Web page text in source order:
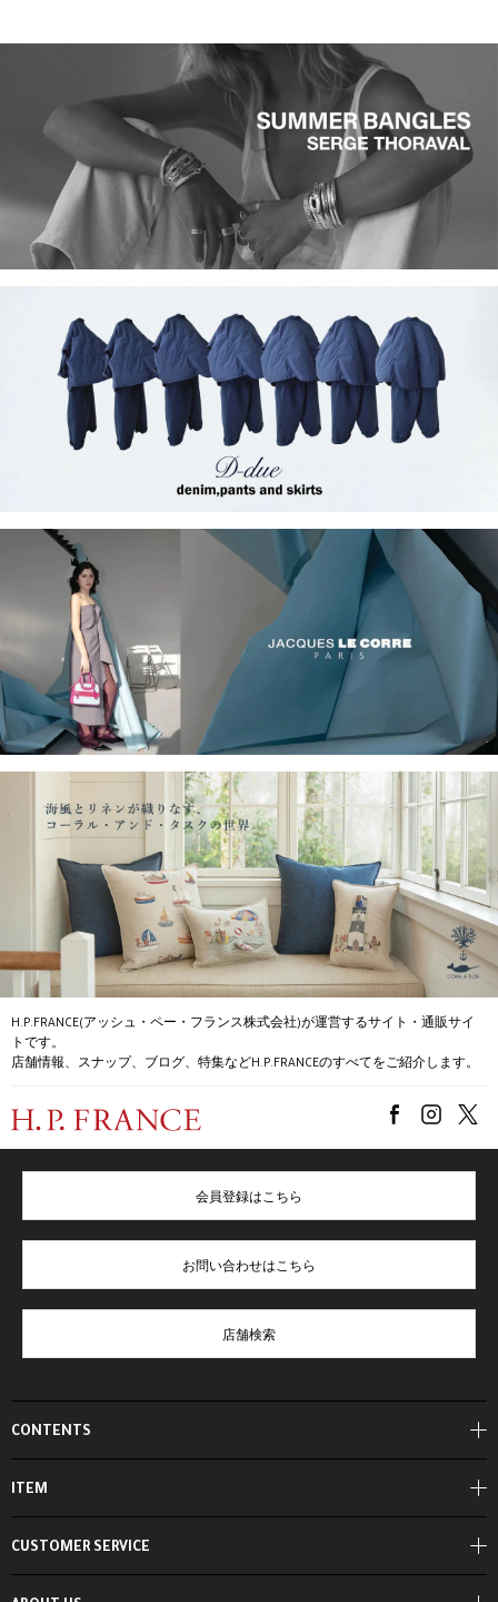
H.P.FRANCE(アッシュ・ペー・フランス株式会社)が運営するサイト・通販サイ
トです。
店舗情報、スナップ、ブログ、特集などH.P.FRANCEのすべてをご紹介します。
CONTENTS
ITEM
会員登録はこちら
お問い合わせはこちら
店舗検索
CUSTOMER SERVICE